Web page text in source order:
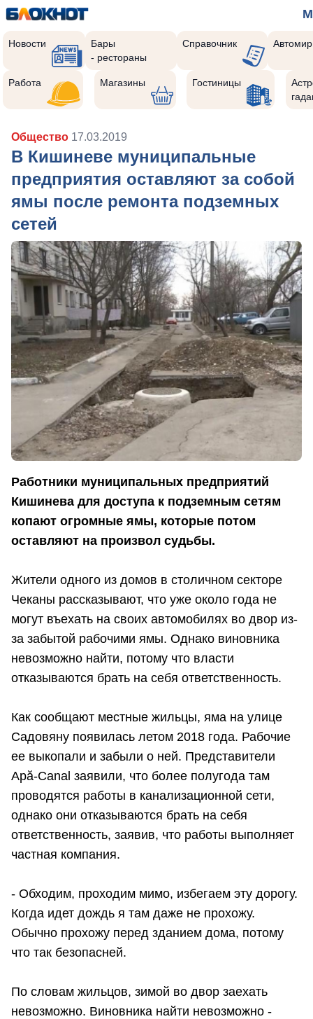
Новости
Бары
- рестораны
Справочник Автомир
Работа Магазины Гостиницы
Общество 17.03.2019
В Кишиневе муниципальные
предприятия оставляют за собой
ямы после ремонта подземных
сетей
Работники муниципальных предприятий
Кишинева для доступа к подземным сетям
копают огромные ямы, которые потом
оставляют на произвол судьбы.
Жители одного из домов в столичном секторе
Чеканы рассказывают, что уже около года не
могут въехать на своих автомобилях во двор из-
за забытой рабочими ямы. Однако виновника
невозможно найти, потому что власти
отказываются брать на себя ответственность.
Как сообщают местные жильцы, яма на улице
Садовяну появилась летом 2018 года. Рабочие
ее выкопали и забыли о ней. Представители
Apă-Canal заявили, что более полугода там
проводятся работы в канализационной сети,
однако они отказываются брать на себя
ответственность, заявив, что работы выполняет
частная компания.
- Обходим, проходим мимо, избегаем эту дорогу.
Когда идет дождь я там даже не прохожу.
Обычно прохожу перед зданием дома, потому
что так безопасней.
По словам жильцов, зимой во двор заехать
невозможно. Виновника найти невозможно -